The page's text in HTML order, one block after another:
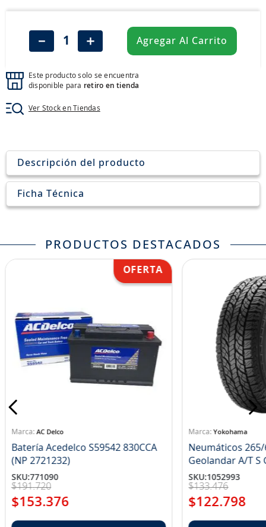
＋
－ Agregar Al Carrito
Este producto solo se encuentra
disponible para retiro en tienda
Ver Stock en Tiendas
Descripción del producto
Ficha Técnica
PRODUCTOS DESTACADOS
AC Delco
Batería Acedelco S59542 830CCA
(NP 2721232)
SKU:771090
$191.720
$153.376
Yokohama
Neumáticos 265/
SKU:1052993
$133.476
$122.798
235
john deere